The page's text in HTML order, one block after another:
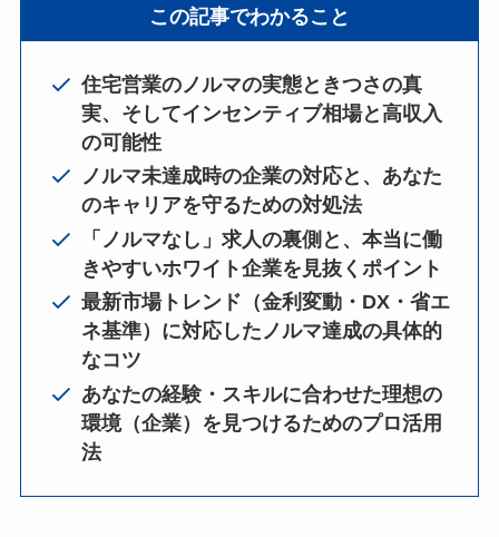
この記事でわかること
住宅営業のノルマの実態ときつさの真
実、そしてインセンティブ相場と高収入
の可能性
ノルマ未達成時の企業の対応と、あなた
のキャリアを守るための対処法
「ノルマなし」求人の裏側と、本当に働
きやすいホワイト企業を見抜くポイント
最新市場トレンド（金利変動・DX・省エ
ネ基準）に対応したノルマ達成の具体的
なコツ
あなたの経験・スキルに合わせた理想の
環境（企業）を見つけるためのプロ活用
法